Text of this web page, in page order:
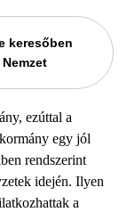
keresőben
ezúttal a
egy jól
rendszerint
idején. Ilyen
a